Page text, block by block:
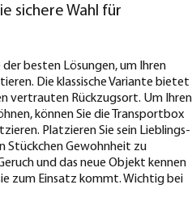
sichere Wahl für
der besten Lösungen, um Ihren
Die klassische Variante bietet
vertrauten Rückzugsort. Um Ihren
können Sie die Transportbox
Platzieren Sie sein Lieblings-
Stückchen Gewohnheit zu
und das neue Objekt kennen
zum Einsatz kommt. Wichtig bei